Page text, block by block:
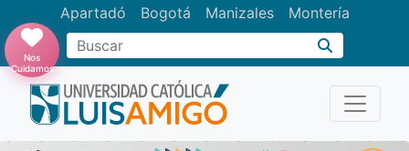
Apartadó Bogotá Manizales Montería
Buscar
Nos
Cuidamos